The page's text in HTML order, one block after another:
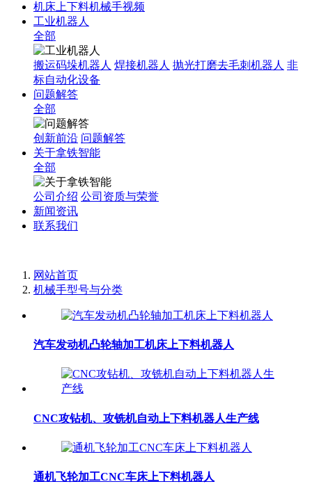
机床上下料机械手视频
工业机器人
全部
搬运码垛机器人 焊接机器人 抛光打磨去毛刺机器人 非
标自动化设备
问题解答
全部
创新前沿 问题解答
关于拿铁智能
全部
公司介绍 公司资质与荣誉
新闻资讯
联系我们
网站首页
机械手型号与分类
汽车发动机凸轮轴加工机床上下料机器人
CNC攻钻机、攻铣机自动上下料机器人生产线
通机飞轮加工CNC车床上下料机器人